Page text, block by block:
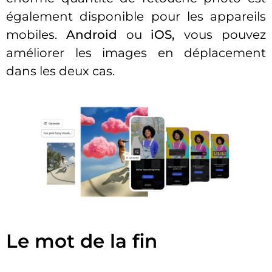
également disponible pour les appareils
mobiles. Android ou iOS, vous pouvez
améliorer les images en déplacement
dans les deux cas.
Le mot de la fin